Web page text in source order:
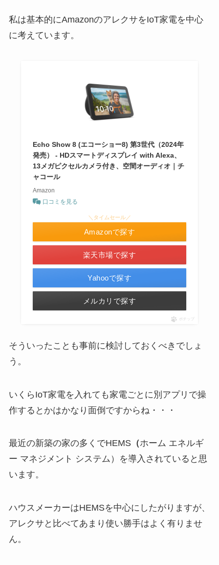
私は基本的にAmazonのアレクサをIoT家電を中心
に考えています。
Echo Show 8 (エコーショー8) 第3世代（2024年
発売） - HDスマートディスプレイ with Alexa、
13メガピクセルカメラ付き、空間オーディオ｜チ
ャコール
Amazon
口コミを見る
＼タイムセール／
Amazonで探す
楽天市場で探す
Yahooで探す
メルカリで探す
ポチップ
そういったことも事前に検討しておくべきでしょ
う。
いくらIoT家電を入れても家電ごとに別アプリで操
作するとかはかなり面倒ですからね・・・
最近の新築の家の多くでHEMS（ホーム エネルギ
ー マネジメント システム）を導入されていると思
います。
ハウスメーカーはHEMSを中心にしたがりますが、
アレクサと比べてあまり使い勝手はよく有りませ
ん。